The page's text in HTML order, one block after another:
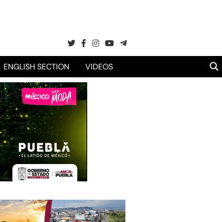
ENGLISH SECTION VIDEOS